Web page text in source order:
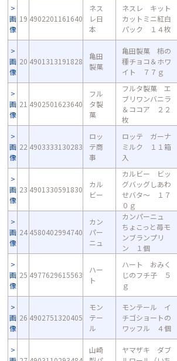
画
像
19 4902201161640
ネス
レ日
本
ネスレ キット
カットミニ紅白
パック １４枚
画
像
20 4901313191828
亀田
製菓
亀田製菓 柿の
種チョコ＆ホワ
イト ７７ｇ
画
像
21 4902501623640
フル
タ製
菓
フルタ製菓 エ
ブリワンバニラ
＆ココア ２２
枚
画
像
22 4903333130283
ロッ
テ商
事
ロッテ ガーナ
ミルク １１箱
入
画
像
23 4901330591830
カル
ビー
カルビー ビッ
グバッグしあわ
せバタ～ １７
０ｇ
画
像
24 4580402994740
カン
パー
ニュ
カンパーニュ
ちょこっと苺モ
ンブランプリ
ン １個
画
像
25 4977629615563
ハー
ト
ハート おみく
じのフチ子 ５
ｇ
画
像
26 4902751320405
モン
テー
ル
モンテール イ
チゴショートの
ワッフル ４個
山崎
ヤマザキ ダブ